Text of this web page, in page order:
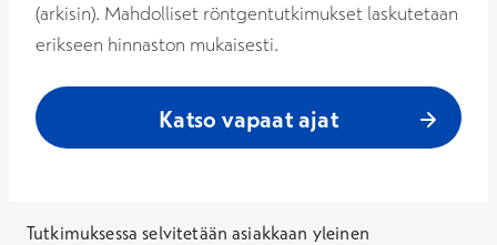
(arkisin). Mahdolliset röntgentutkimukset laskutetaan
erikseen hinnaston mukaisesti.
Katso vapaat ajat
Tutkimuksessa selvitetään asiakkaan yleinen